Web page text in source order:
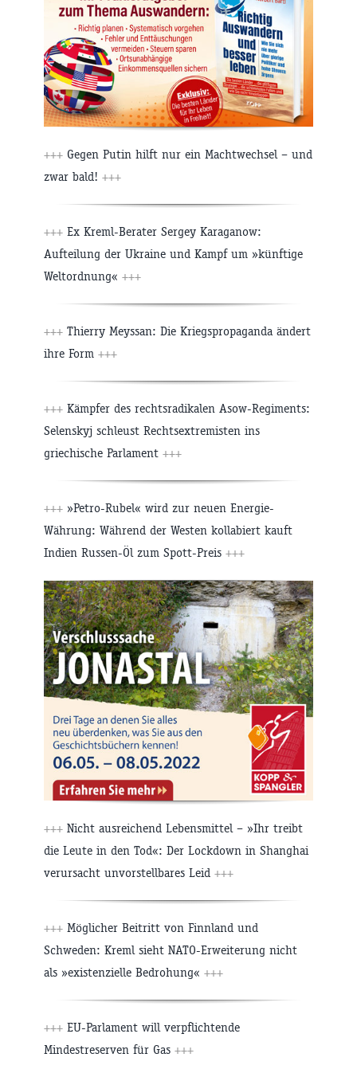
+++ Gegen Putin hilft nur ein Machtwechsel – und
zwar bald! +++
+++ Ex Kreml-Berater Sergey Karaganow:
Aufteilung der Ukraine und Kampf um »künftige
Weltordnung« +++
+++ Thierry Meyssan: Die Kriegspropaganda ändert
ihre Form +++
+++ Kämpfer des rechtsradikalen Asow-Regiments:
Selenskyj schleust Rechtsextremisten ins
griechische Parlament +++
+++ »Petro-Rubel« wird zur neuen Energie-
Währung: Während der Westen kollabiert kauft
Indien Russen-Öl zum Spott-Preis +++
+++ Nicht ausreichend Lebensmittel – »Ihr treibt
die Leute in den Tod«: Der Lockdown in Shanghai
verursacht unvorstellbares Leid +++
+++ Möglicher Beitritt von Finnland und
Schweden: Kreml sieht NATO-Erweiterung nicht
als »existenzielle Bedrohung« +++
+++ EU-Parlament will verpflichtende
Mindestreserven für Gas +++